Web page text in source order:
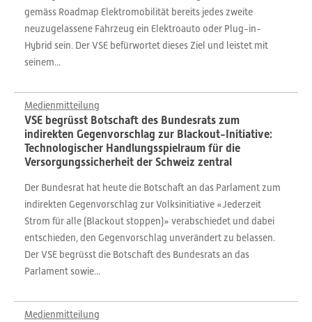
gemäss Roadmap Elektromobilität bereits jedes zweite
neuzugelassene Fahrzeug ein Elektroauto oder Plug-in-
Hybrid sein. Der VSE befürwortet dieses Ziel und leistet mit
seinem...
Medienmitteilung
VSE begrüsst Botschaft des Bundesrats zum
indirekten Gegenvorschlag zur Blackout-Initiative:
Technologischer Handlungsspielraum für die
Versorgungssicherheit der Schweiz zentral
Der Bundesrat hat heute die Botschaft an das Parlament zum
indirekten Gegenvorschlag zur Volksinitiative «Jederzeit
Strom für alle (Blackout stoppen)» verabschiedet und dabei
entschieden, den Gegenvorschlag unverändert zu belassen.
Der VSE begrüsst die Botschaft des Bundesrats an das
Parlament sowie...
Medienmitteilung